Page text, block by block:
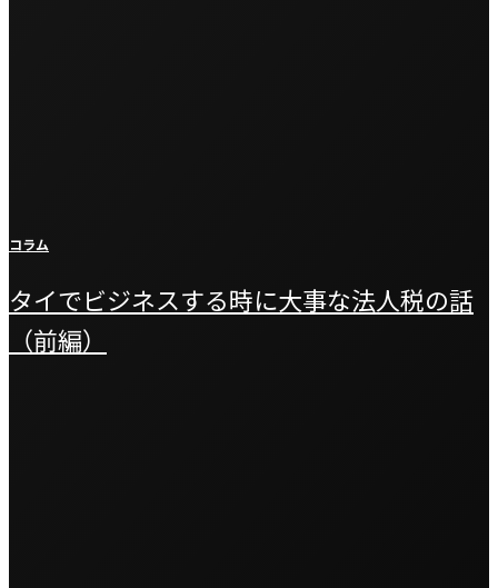
コラム
タイでビジネスする時に大事な法人税の話
（前編）